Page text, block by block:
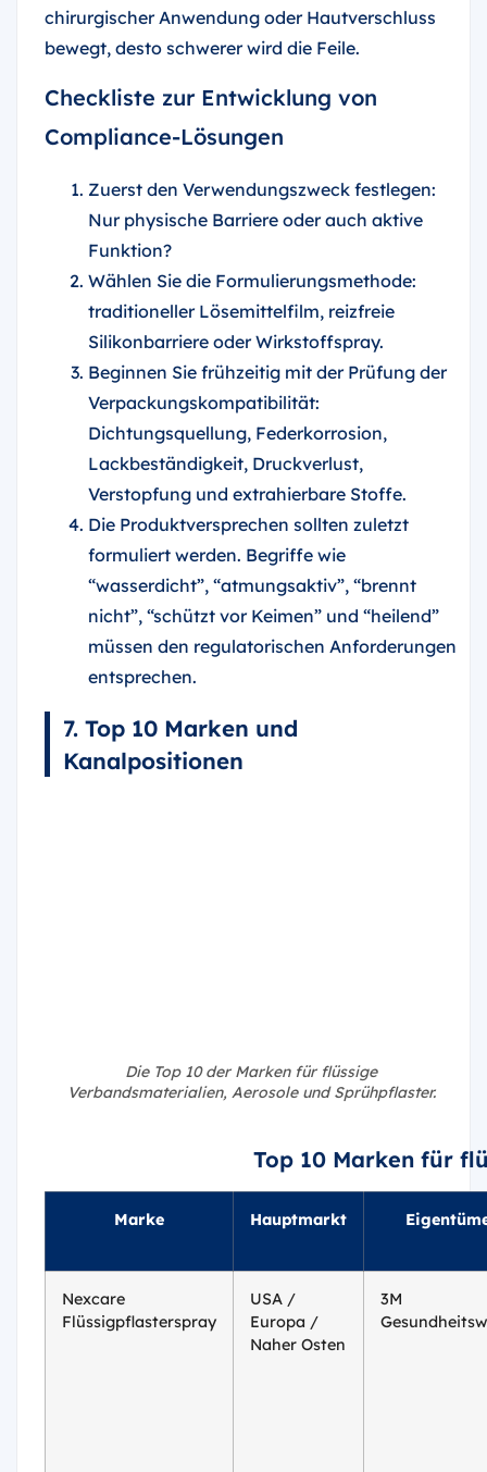
chirurgischer Anwendung oder Hautverschluss
bewegt, desto schwerer wird die Feile.
Checkliste zur Entwicklung von
Compliance-Lösungen
Zuerst den Verwendungszweck festlegen:
Nur physische Barriere oder auch aktive
Funktion?
Wählen Sie die Formulierungsmethode:
traditioneller Lösemittelfilm, reizfreie
Silikonbarriere oder Wirkstoffspray.
Beginnen Sie frühzeitig mit der Prüfung der
Verpackungskompatibilität:
Dichtungsquellung, Federkorrosion,
Lackbeständigkeit, Druckverlust,
Verstopfung und extrahierbare Stoffe.
Die Produktversprechen sollten zuletzt
formuliert werden. Begriffe wie
“wasserdicht”, “atmungsaktiv”, “brennt
nicht”, “schützt vor Keimen” und “heilend”
müssen den regulatorischen Anforderungen
entsprechen.
7. Top 10 Marken und
Kanalpositionen
Die Top 10 der Marken für flüssige
Verbandsmaterialien, Aerosole und Sprühpflaster.
Top 10 Marken für
Marke Hauptmarkt
Nexcare
Flüssigpflasterspray
USA /
Europa /
Naher Osten
3M